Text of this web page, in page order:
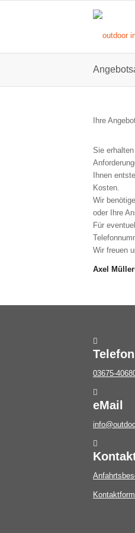
Ihre
Sie
Ihnen
Kosten.
Wir
oder Ihre
Für
Wir freuen
Axel Müller
Telefon
03675-
eMail